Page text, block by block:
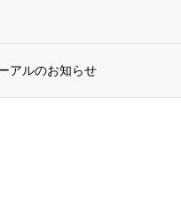
アルのお知らせ